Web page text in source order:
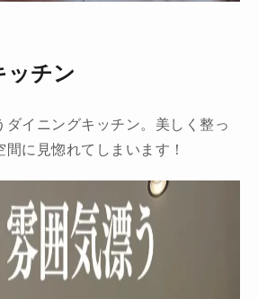
ッチン
ダイニングキッチン。美しく整っ
に見惚れてしまいます！